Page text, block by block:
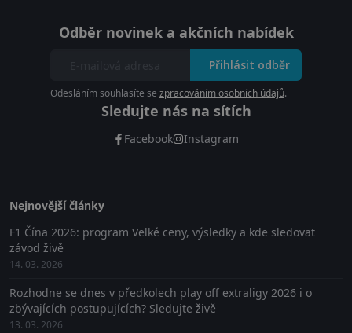
Odběr novinek a akčních nabídek
Přihlásit odběr
Odesláním souhlasíte se zpracováním osobních údajů.
Sledujte nás na sítích
Facebook Instagram
Nejnovější články
F1 Čína 2026: program Velké ceny, výsledky a kde sledovat
závod živě
14. 03. 2026
Rozhodne se dnes v předkolech play off extraligy 2026 i o
zbývajících postupujících? Sledujte živě
13. 03. 2026